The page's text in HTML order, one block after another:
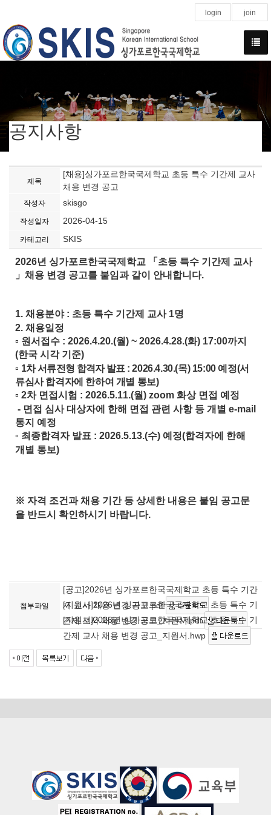
login join
공지사항
제목
[채용]싱가포르한국국제학교 초등 특수 기간제 교사
채용 변경 공고
작성자 skisgo
작성일자 2026-04-15
카테고리 SKIS
2026년 싱가포르한국국제학교 「초등 특수 기간제 교사
」 채용 변경 공고를 붙임과 같이 안내합니다.
1. 채용분야 : 초등 특수 기간제 교사 1명
2. 채용일정
▫ 원서접수 : 2026.4.20.(월) ~ 2026.4.28.(화) 17:00까지
(한국 시각 기준)
▫ 1차 서류전형 합격자 발표 : 2026.4.30.(목) 15:00 예정(서
류심사 합격자에 한하여 개별 통보)
▫ 2차 면접시험 : 2026.5.11.(월) zoom 화상 면접 예정
- 면접 심사 대상자에 한해 면접 관련 사항 등 개별 e-mail
통지 예정
▫ 최종합격자 발표 : 2026.5.13.(수) 예정(합격자에 한해
개별 통보)
※ 자격 조건과 채용 기간 등 상세한 내용은 붙임 공고문
을 반드시 확인하시기 바랍니다.
첨부파일
[공고]2026년 싱가포르한국국제학교 초등 특수 기간
제 교사 채용 변경 공고.pdf
[지원서]2026년 싱가포르한국국제학교 초등 특수 기
간제 교사 채용 변경 공고_지원서.pdf
[지원서]2026년 싱가포르한국국제학교 초등 특수 기
간제 교사 채용 변경 공고_지원서.hwp